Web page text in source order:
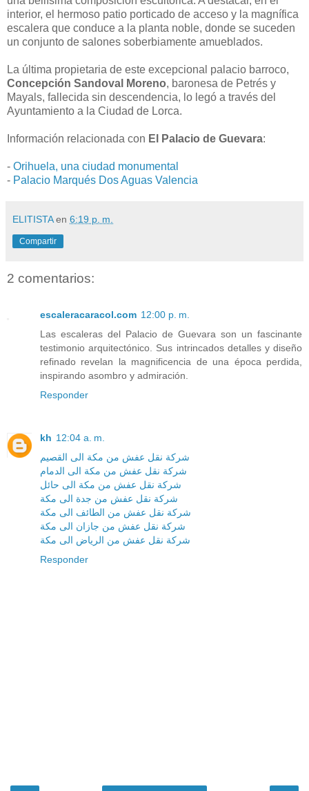
interior, el hermoso patio porticado de acceso y la magnífica
escalera que conduce a la planta noble, donde se suceden
un conjunto de salones soberbiamente amueblados.
La última propietaria de este excepcional palacio barroco,
Concepción Sandoval Moreno, baronesa de Petrés y
Mayals, fallecida sin descendencia, lo legó a través del
Ayuntamiento a la Ciudad de Lorca.
Información relacionada con El Palacio de Guevara:
- Orihuela, una ciudad monumental
- Palacio Marqués Dos Aguas Valencia
ELITISTA en 6:19 p. m.
Compartir
2 comentarios:
escaleracaracol.com 12:00 p. m.
Las escaleras del Palacio de Guevara son un fascinante
testimonio arquitectónico. Sus intrincados detalles y diseño
refinado revelan la magnificencia de una época perdida,
inspirando asombro y admiración.
Responder
kh 12:04 a. m.
شركة نقل عفش من مكة الى القصيم
شركة نقل عفش من مكة الى الدمام
شركة نقل عفش من مكة الى حائل
شركة نقل عفش من جدة الى مكة
شركة نقل عفش من الطائف الى مكة
شركة نقل عفش من جازان الى مكة
شركة نقل عفش من الرياض الى مكة
Responder